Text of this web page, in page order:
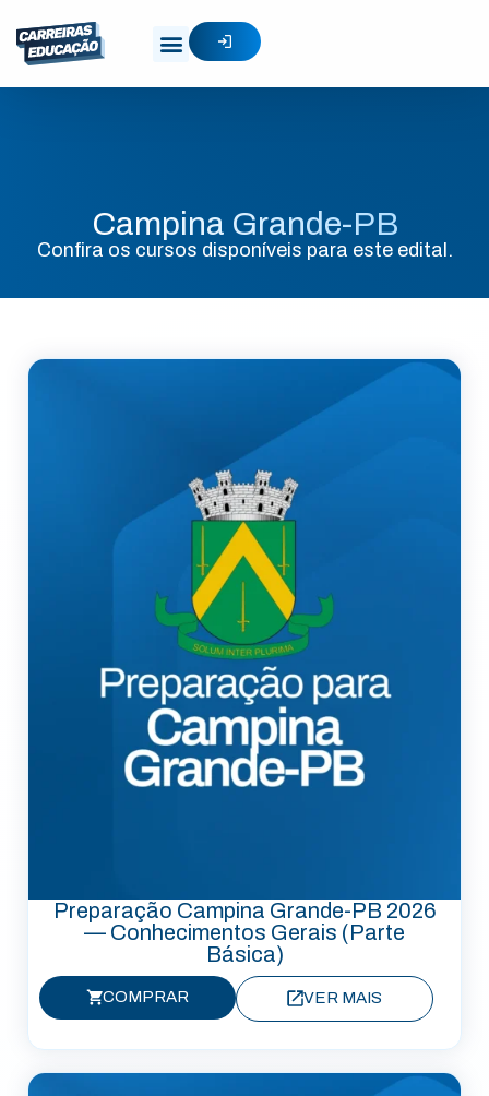
Campina Grande-PB
Confira os cursos disponíveis para este edital.
Preparação Campina Grande-PB 2026
— Conhecimentos Gerais (Parte
Básica)
COMPRAR VER MAIS